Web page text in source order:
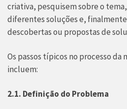
criativa, pesquisem sobre o
diferentes soluções e,
descobertas ou propostas de
Os passos típicos no processo
incluem:
2.1. Definição do Problema